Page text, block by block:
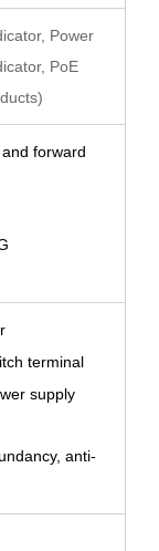
Power
PoE
forward
terminal
supply
anti-